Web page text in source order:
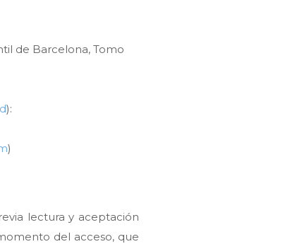
de Barcelona, Tomo
):
)
lectura y aceptación
del acceso, que